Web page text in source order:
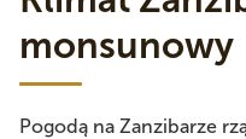
monsunowy
Pogodą na Zanzibarze